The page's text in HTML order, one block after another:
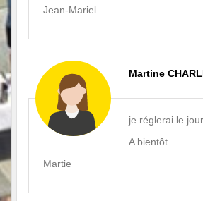
Jean-Mariel
Martine
je réglerai le
A bientôt
Martie